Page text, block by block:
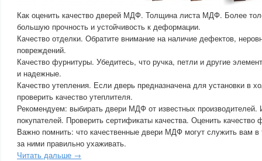
Как оценить качество дверей МДФ. Толщина листа МДФ. Более
большую прочность и устойчивость к деформации.
Качество отделки. Обратите внимание на наличие дефектов,
повреждений.
Качество фурнитуры. Убедитесь, что ручка, петли и другие
и надежные.
Качество утепления. Если дверь предназначена для установки в
проверить качество утеплителя.
Рекомендуем: выбирать двери МДФ от известных производителей.
покупателей. Проверить сертификаты качества. Оценить качество
Важно помнить: что качественные двери МДФ могут служить вам в
за ними правильно ухаживать.
Читать дальше →